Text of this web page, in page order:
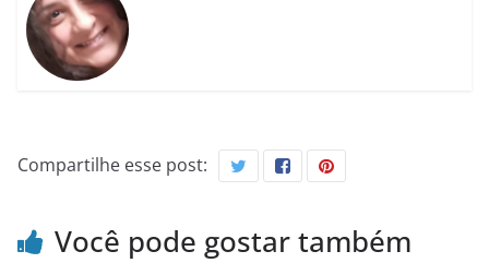
Compartilhe esse post:
Você pode gostar também